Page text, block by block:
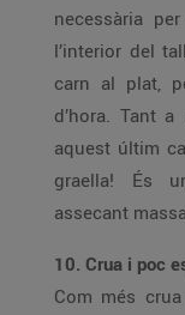
necessària
l’interior del
carn al plat,
d’hora. Tant
aquest últim
graella! És
assecant
10. Crua i poc
Com més